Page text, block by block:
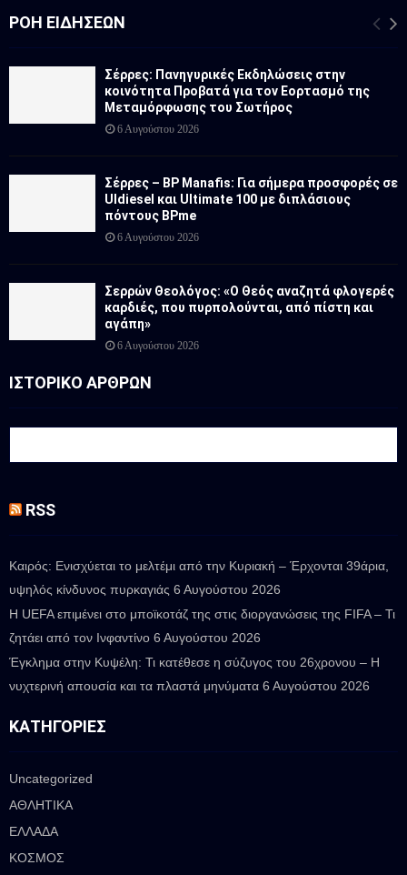
ΡΟΉ ΕΙΔΉΣΕΩΝ
Σέρρες: Πανηγυρικές Εκδηλώσεις στην
κοινότητα Προβατά για τον Εορτασμό της
Μεταμόρφωσης του Σωτήρος
6 Αυγούστου 2026
Σέρρες – BP Manafis: Για σήμερα προσφορές σε
Uldiesel και Ultimate 100 με διπλάσιους
πόντους BPme
6 Αυγούστου 2026
Σερρών Θεολόγος: «Ο Θεός αναζητά φλογερές
καρδιές, που πυρπολούνται, από πίστη και
αγάπη»
6 Αυγούστου 2026
ΙΣΤΟΡΙΚΟ ΑΡΘΡΩΝ
RSS
Καιρός: Ενισχύεται το μελτέμι από την Κυριακή – Έρχονται 39άρια,
υψηλός κίνδυνος πυρκαγιάς 6 Αυγούστου 2026
Η UEFA επιμένει στο μποϊκοτάζ της στις διοργανώσεις της FIFA – Τι
ζητάει από τον Ινφαντίνο 6 Αυγούστου 2026
Έγκλημα στην Κυψέλη: Τι κατέθεσε η σύζυγος του 26χρονου – Η
νυχτερινή απουσία και τα πλαστά μηνύματα 6 Αυγούστου 2026
ΚΑΤΗΓΟΡΊΕΣ
Uncategorized
ΑΘΛΗΤΙΚΑ
ΕΛΛΑΔΑ
ΚΟΣΜΟΣ